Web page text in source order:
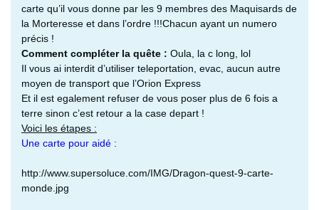
carte qu’il vous donne par les 9 membres des Maquisards de
la Morteresse et dans l’ordre !!!Chacun ayant un numero
précis !
Comment compléter la quête : Oula, la c long, lol
Il vous ai interdit d’utiliser teleportation, evac, aucun autre
moyen de transport que l’Orion Express
Et il est egalement refuser de vous poser plus de 6 fois a
terre sinon c’est retour a la case depart !
Voici les étapes :
Une carte pour aidé :
http://www.supersoluce.com/IMG/Dragon-quest-9-carte-
monde.jpg